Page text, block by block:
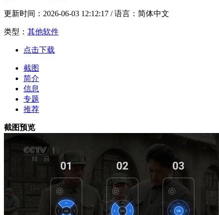
更新时间： 2026-06-03 12:12:17 / 语言：简体中文
类型： 其他软件
点击下载
截图
简介
信息
专题
推荐
截图预览